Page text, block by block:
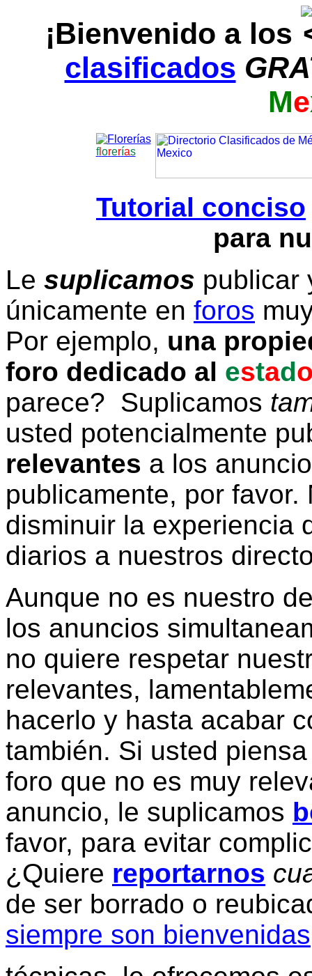
¡Bienvenido a los
clasificados
Me
florerías
Tutorial conciso
para
Le suplicamos publicar
únicamente en foros
Por ejemplo, una
foro dedicado al estad
parece? Suplicamos
usted potencialmente
relevantes a los
publicamente, por
disminuir la experiencia
diarios a nuestros
Aunque no es nuestro
los anuncios
no quiere respetar
relevantes,
hacerlo y hasta acabar
también. Si usted
foro que no es muy
anuncio, le suplicamos
favor, para evitar
¿Quiere reportarnos
de ser borrado o
siempre son bienvenidas